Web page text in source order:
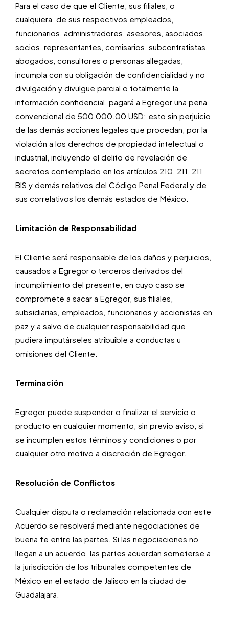
Para el caso de que el Cliente, sus filiales, o
cualquiera de sus respectivos empleados,
funcionarios, administradores, asesores, asociados,
socios, representantes, comisarios, subcontratistas,
abogados, consultores o personas allegadas,
incumpla con su obligación de confidencialidad y no
divulgación y divulgue parcial o totalmente la
información confidencial, pagará a Egregor una pena
convencional de 500,000.00 USD; esto sin perjuicio
de las demás acciones legales que procedan, por la
violación a los derechos de propiedad intelectual o
industrial, incluyendo el delito de revelación de
secretos contemplado en los artículos 210, 211, 211
BIS y demás relativos del Código Penal Federal y de
sus correlativos los demás estados de México.
Limitación de Responsabilidad
El Cliente será responsable de los daños y perjuicios,
causados a Egregor o terceros derivados del
incumplimiento del presente, en cuyo caso se
compromete a sacar a Egregor, sus filiales,
subsidiarias, empleados, funcionarios y accionistas en
paz y a salvo de cualquier responsabilidad que
pudiera imputárseles atribuible a conductas u
omisiones del Cliente.
Terminación
Egregor puede suspender o finalizar el servicio o
producto en cualquier momento, sin previo aviso, si
se incumplen estos términos y condiciones o por
cualquier otro motivo a discreción de Egregor.
Resolución de Conflictos
Cualquier disputa o reclamación relacionada con este
Acuerdo se resolverá mediante negociaciones de
buena fe entre las partes. Si las negociaciones no
llegan a un acuerdo, las partes acuerdan someterse a
la jurisdicción de los tribunales competentes de
México en el estado de Jalisco en la ciudad de
Guadalajara.